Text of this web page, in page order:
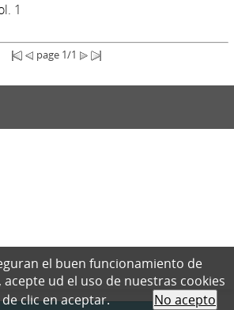
el buen funcionamiento de
ud el uso de nuestras cookies
clic en aceptar.
No acepto
1
page 1/1